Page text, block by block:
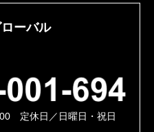
ーバル
定休日／日曜日・祝日